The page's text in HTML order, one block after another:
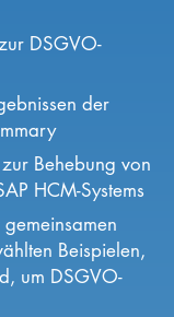
DSGVO-
der
Behebung von
HCM-Systems
Beispielen,
um DSGVO-